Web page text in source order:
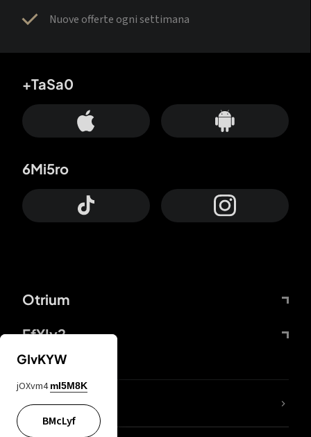
Nuove offerte ogni settimana
Otrium
FfYIy2
+TaSa0
6Mi5ro
Lj7sBL
GIvKYW
jOXvm4 mI5M8K
BMcLyf